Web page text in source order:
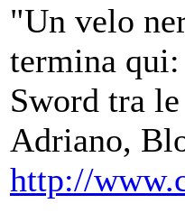
"Un velo
termina
Sword tra
Adriano,
http://